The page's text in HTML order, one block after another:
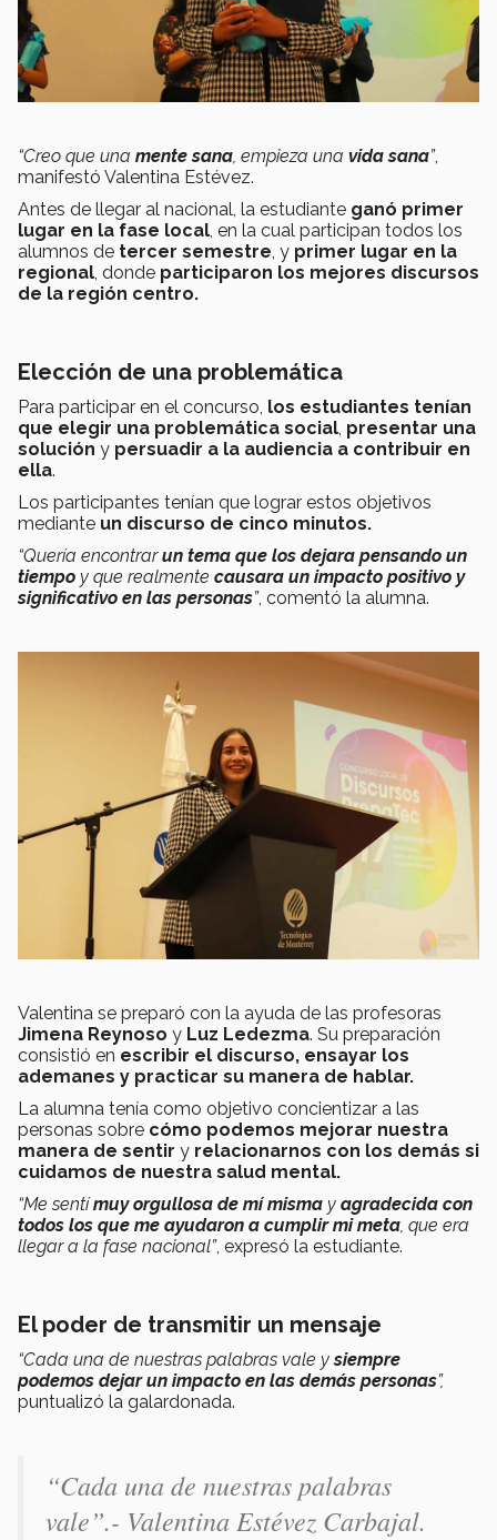
“Creo que una mente sana, empieza una vida sana”,
manifestó Valentina Estévez.
Antes de llegar al nacional, la estudiante ganó primer
lugar en la fase local, en la cual participan todos los
alumnos de tercer semestre, y primer lugar en la
regional, donde participaron los mejores discursos
de la región centro.
Elección de una problemática
Para participar en el concurso, los estudiantes tenían
que elegir una problemática social, presentar una
solución y persuadir a la audiencia a contribuir en
ella.
Los participantes tenían que lograr estos objetivos
mediante un discurso de cinco minutos.
“Quería encontrarun tema que los dejara pensando un
tiempo y que realmente causara un impacto positivo y
significativo en las personas”, comentó la alumna.
Valentina se preparó con la ayuda de las profesoras
Jimena Reynoso y Luz Ledezma. Su preparación
consistió en escribir el discurso, ensayar los
ademanes y practicar su manera de hablar.
La alumna tenía como objetivo concientizar a las
personas sobre cómo podemos mejorar nuestra
manera de sentir y relacionarnos con los demás si
cuidamos de nuestra salud mental.
“Me sentímuy orgullosa de mí misma y agradecida con
todos los que me ayudaron a cumplir mi meta, que era
llegar a la fase nacional”, expresó la estudiante.
El poder de transmitir un mensaje
“Cada una de nuestras palabras vale ysiempre
podemos dejar un impacto en las demás personas”,
puntualizó la galardonada.
“Cada una de nuestras palabras
vale”.- Valentina Estévez Carbajal.